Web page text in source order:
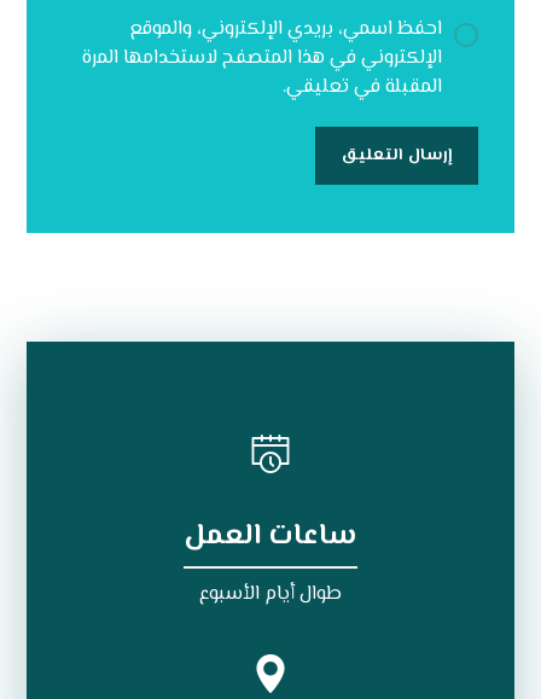
احفظ اسمي، بريدي الإلكتروني، والموقع
الإلكتروني في هذا المتصفح لاستخدامها المرة
المقبلة في تعليقي.
ساعات العمل
طوال أيام الأسبوع